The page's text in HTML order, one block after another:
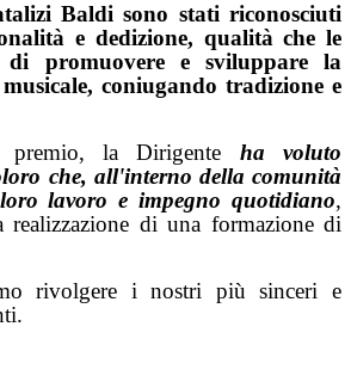
Baldi sono stati riconosciuti
e dedizione, qualità che le
di promuovere e sviluppare la
coniugando tradizione e
la Dirigente ha voluto
che, all'interno della comunità
lavoro e impegno quotidiano,
realizzazione di una formazione di
rivolgere i nostri più sinceri e